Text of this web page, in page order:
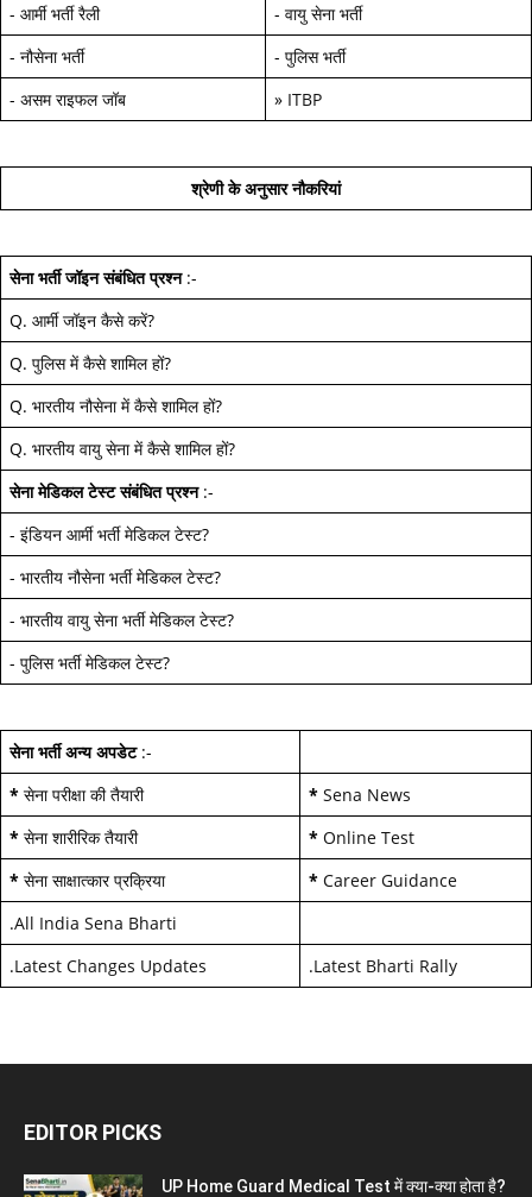
- आर्मी भर्ती रैली - वायु सेना भर्ती
- नौसेना भर्ती - पुलिस भर्ती
- असम राइफल जॉब » ITBP
श्रेणी के अनुसार नौकरियां
सेना भर्ती जॉइन संबंधित प्रश्न:-
Q. आर्मी जॉइन कैसे करें?
Q. पुलिस में कैसे शामिल हों?
Q. भारतीय नौसेना में कैसे शामिल हों?
Q. भारतीय वायु सेना में कैसे शामिल हों?
सेना मेडिकल टेस्ट संबंधित प्रश्न:-
- इंडियन आर्मी भर्ती मेडिकल टेस्ट?
- भारतीय नौसेना भर्ती मेडिकल टेस्ट?
- भारतीय वायु सेना भर्ती मेडिकल टेस्ट?
- पुलिस भर्ती मेडिकल टेस्ट?
सेना भर्ती अन्य अपडेट:-
* सेना परीक्षा की तैयारी * Sena News
* सेना शारीरिक तैयारी * Online Test
* सेना साक्षात्कार प्रक्रिया * Career Guidance
.All India Sena Bharti
.Latest Changes Updates .Latest Bharti Rally
EDITOR PICKS
UP Home Guard Medical Test में क्या-क्या होता है?